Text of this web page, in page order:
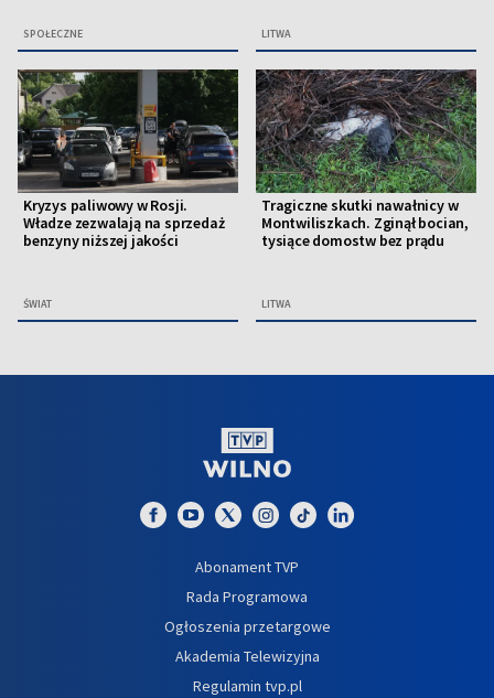
SPOŁECZNE LITWA
Kryzys paliwowy w Rosji.
Władze zezwalają na sprzedaż
benzyny niższej jakości
ŚWIAT
Tragiczne skutki nawałnicy w
Montwiliszkach. Zginął bocian,
tysiące domostw bez prądu
LITWA
Abonament TVP
Rada Programowa
Ogłoszenia przetargowe
Akademia Telewizyjna
Regulamin tvp.pl